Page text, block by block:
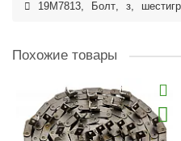
19M7813, Болт, з,
Похожие товары